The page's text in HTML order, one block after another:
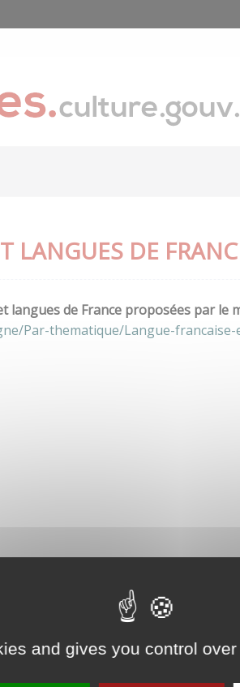
and gives you control
LANGUES DE
de France proposées par le
Par-thematique/Langue-francaise-